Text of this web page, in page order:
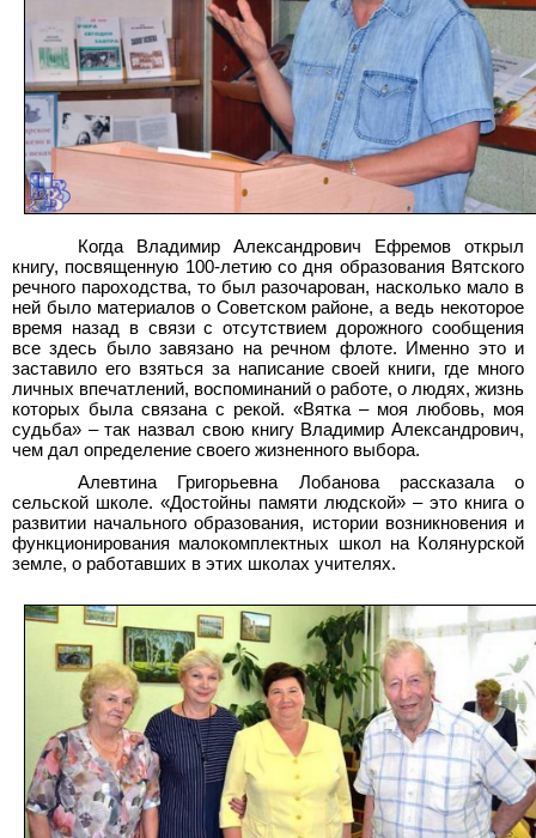
Когда Владимир Александрович Ефремов открыл
книгу, посвященную 100-летию со дня образования Вятского
речного пароходства, то был разочарован, насколько мало в
ней было материалов о Советском районе, а ведь некоторое
время назад в связи с отсутствием дорожного сообщения
все здесь было завязано на речном флоте. Именно это и
заставило его взяться за написание своей книги, где много
личных впечатлений, воспоминаний о работе, о людях, жизнь
которых была связана с рекой. «Вятка – моя любовь, моя
судьба» – так назвал свою книгу Владимир Александрович,
чем дал определение своего жизненного выбора.
Алевтина Григорьевна Лобанова рассказала о
сельской школе. «Достойны памяти людской» – это книга о
развитии начального образования, истории возникновения и
функционирования малокомплектных школ на Колянурской
земле, о работавших в этих школах учителях.